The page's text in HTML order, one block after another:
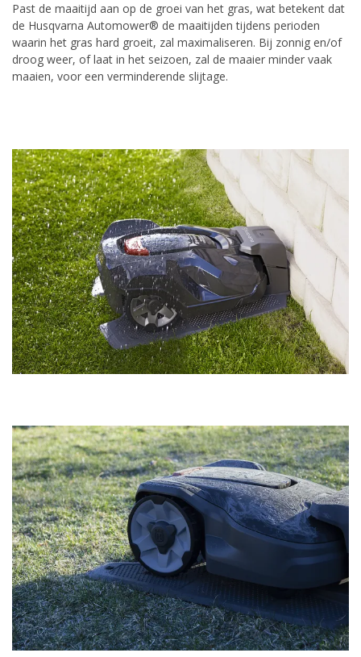
Past de maaitijd aan op de groei van het gras, wat betekent dat
de Husqvarna Automower® de maaitijden tijdens perioden
waarin het gras hard groeit, zal maximaliseren. Bij zonnig en/of
droog weer, of laat in het seizoen, zal de maaier minder vaak
maaien, voor een verminderende slijtage.